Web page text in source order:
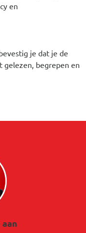
en
je dat je de
gelezen, begrepen en